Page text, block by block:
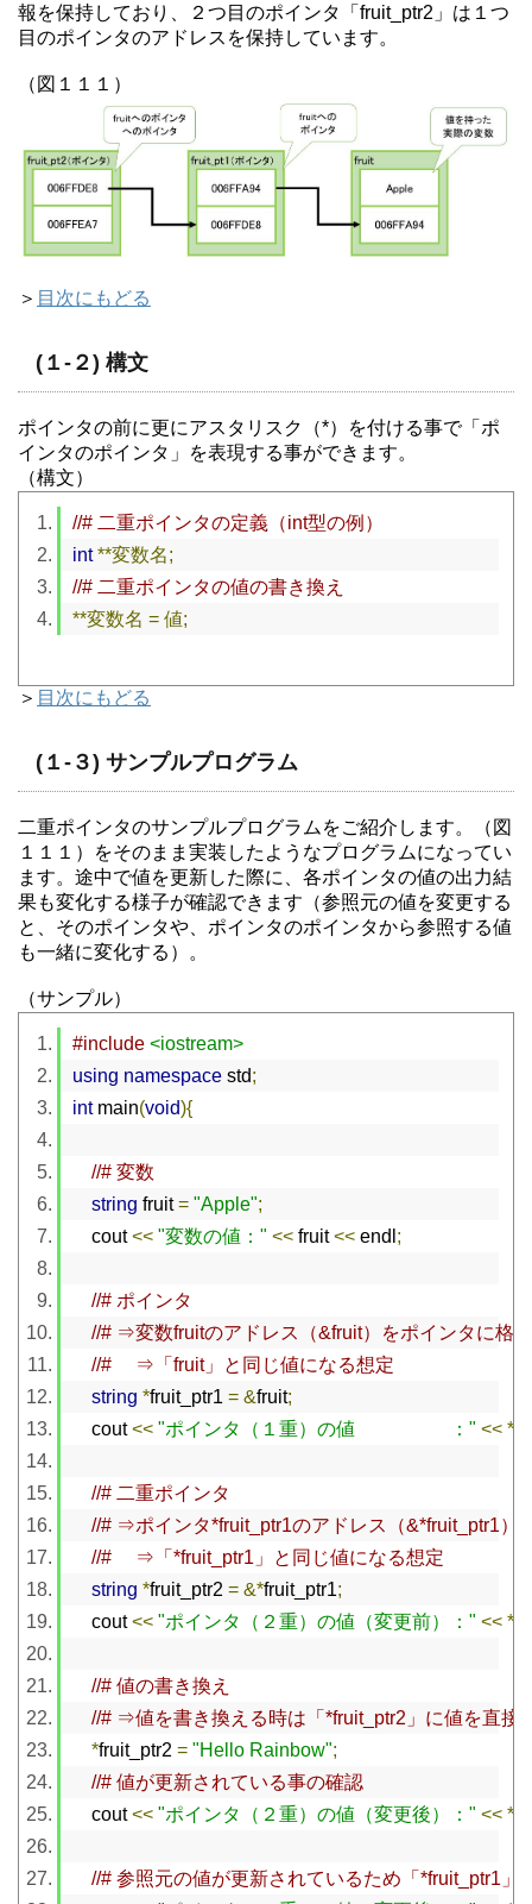
報を保持しており、２つ目のポインタ「fruit_ptr2」は１つ
目のポインタのアドレスを保持しています。
（図１１１）
＞ 目次にもどる
(１-２) 構文
ポインタの前に更にアスタリスク（*）を付ける事で「ポ
インタのポインタ」を表現する事ができます。
（構文）
//# 二重ポインタの定義（int型の例）
int **変数名;
//# 二重ポインタの値の書き換え
**変数名 = 値;
＞ 目次にもどる
(１-３) サンプルプログラム
二重ポインタのサンプルプログラムをご紹介します。（図
１１１）をそのまま実装したようなプログラムになってい
ます。途中で値を更新した際に、各ポインタの値の出力結
果も変化する様子が確認できます（参照元の値を変更する
と、そのポインタや、ポインタのポインタから参照する値
も一緒に変化する）。
（サンプル）
#include <iostream>
using namespace std;
int main(void){
//# 変数
string fruit = "Apple";
    cout
<< "変数の値：" << fruit << endl ;
//# ポインタ
//# ⇒変数fruitのアドレス（&fruit）をポインタに格納
//# 　⇒「fruit」と同じ値になる想定
string *fruit_ptr1 = &fruit;
    cout
<< "ポインタ（１重）の値　　　　　：" << *
//# 二重ポインタ
//# ⇒ポインタ*fruit_ptr1のアドレス（&*fruit_ptr1）
//# 　⇒「*fruit_ptr1」と同じ値になる想定
string *fruit_ptr2 = &*fruit_ptr1;
    cout
<< "ポインタ（２重）の値（変更前）：" << *
//# 値の書き換え
//# ⇒値を書き換える時は「*fruit_ptr2」に値を直接
*fruit_ptr2 = "Hello Rainbow";
//# 値が更新されている事の確認
    cout
<< "ポインタ（２重）の値（変更後）：" << *
//# 参照元の値が更新されているため「*fruit_ptr1」